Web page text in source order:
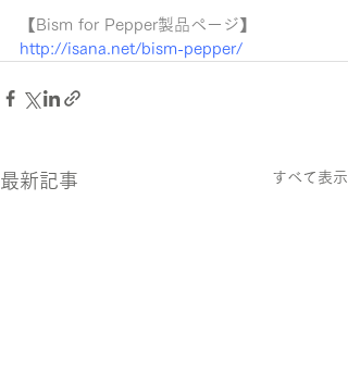
【Bism for Pepper製品ページ】
http://isana.net/bism-pepper/
最新記事 すべて表示